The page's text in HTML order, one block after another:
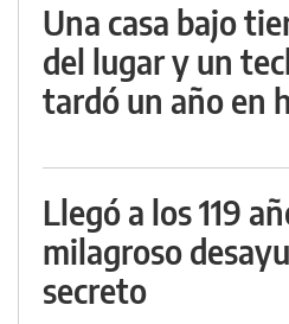
Una casa bajo
del lugar y un
tardó un año en
Llegó a los 119
milagroso
secreto